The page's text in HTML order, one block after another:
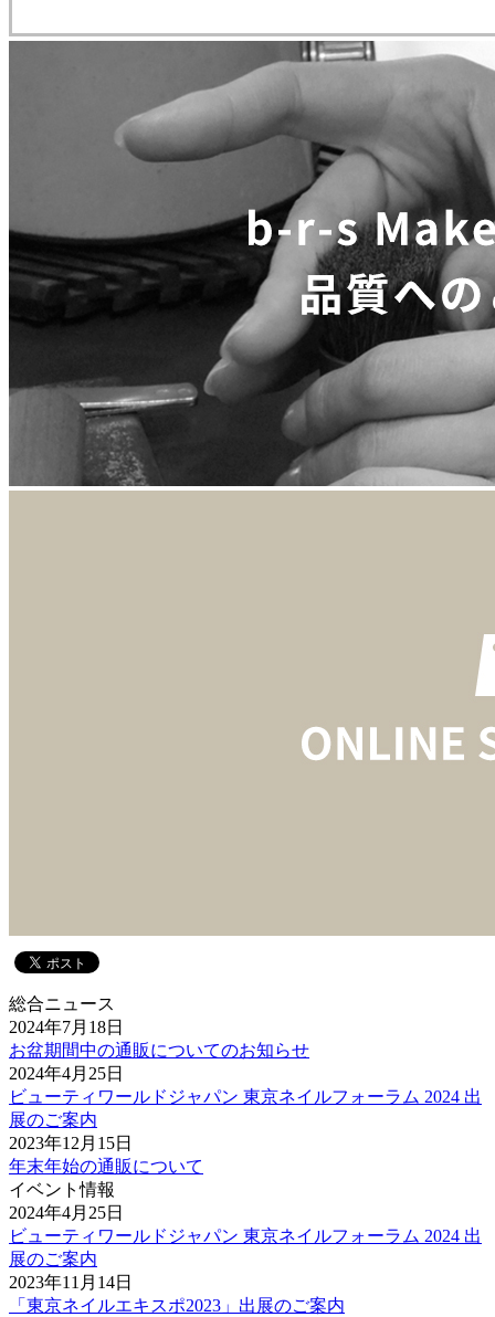
総合ニュース
2024年7月18日
お盆期間中の通販についてのお知らせ
2024年4月25日
ビューティワールドジャパン 東京ネイルフォーラム 2024 出
展のご案内
2023年12月15日
年末年始の通販について
イベント情報
2024年4月25日
ビューティワールドジャパン 東京ネイルフォーラム 2024 出
展のご案内
2023年11月14日
「東京ネイルエキスポ2023」出展のご案内